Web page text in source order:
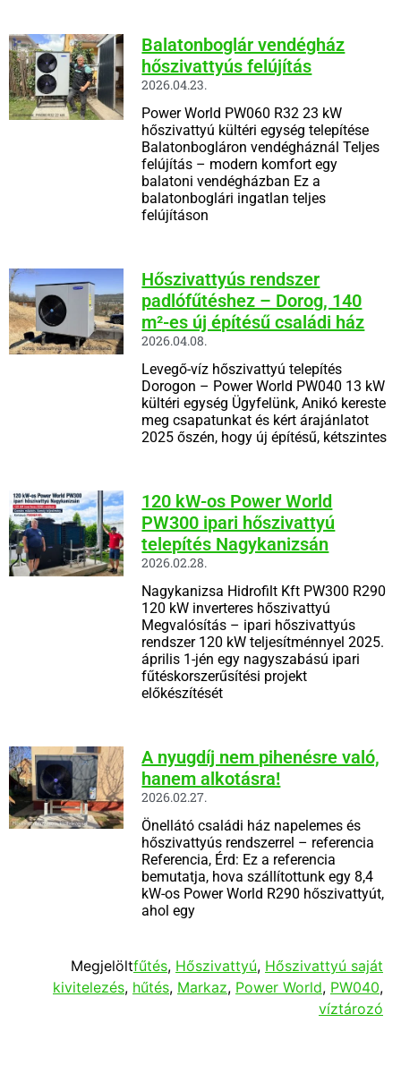
Balatonboglár vendégház
hőszivattyús felújítás
2026.04.23.
Power World PW060 R32 23 kW
hőszivattyú kültéri egység telepítése
Balatonbogláron vendégháznál Teljes
felújítás – modern komfort egy
balatoni vendégházban Ez a
balatonboglári ingatlan teljes
felújításon
Hőszivattyús rendszer
padlófűtéshez – Dorog, 140
m²-es új építésű családi ház
2026.04.08.
Levegő-víz hőszivattyú telepítés
Dorogon – Power World PW040 13 kW
kültéri egység Ügyfelünk, Anikó kereste
meg csapatunkat és kért árajánlatot
2025 őszén, hogy új építésű, kétszintes
120 kW-os Power World
PW300 ipari hőszivattyú
telepítés Nagykanizsán
2026.02.28.
Nagykanizsa Hidrofilt Kft PW300 R290
120 kW inverteres hőszivattyú
Megvalósítás – ipari hőszivattyús
rendszer 120 kW teljesítménnyel 2025.
április 1-jén egy nagyszabású ipari
fűtéskorszerűsítési projekt
előkészítését
A nyugdíj nem pihenésre való,
hanem alkotásra!
2026.02.27.
Önellátó családi ház napelemes és
hőszivattyús rendszerrel – referencia
Referencia, Érd: Ez a referencia
bemutatja, hova szállítottunk egy 8,4
kW-os Power World R290 hőszivattyút,
ahol egy
Megjelöltfűtés, Hőszivattyú, Hőszivattyú saját
kivitelezés, hűtés, Markaz, Power World, PW040,
víztározó